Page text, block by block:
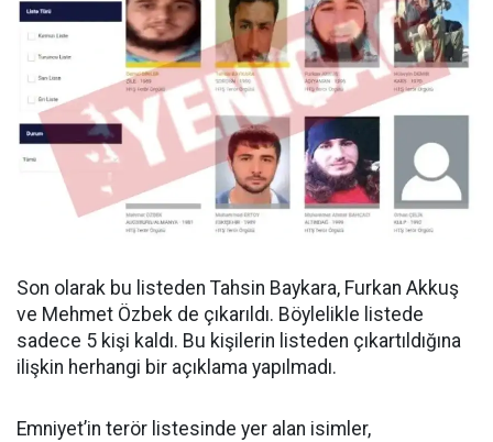
Son olarak bu listeden Tahsin Baykara, Furkan Akkuş
ve Mehmet Özbek de çıkarıldı. Böylelikle listede
sadece 5 kişi kaldı. Bu kişilerin listeden çıkartıldığına
ilişkin herhangi bir açıklama yapılmadı.
Emniyet’in terör listesinde yer alan isimler,